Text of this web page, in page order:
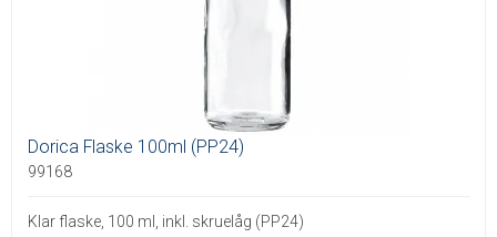
Dorica Flaske 100ml (PP24)
99168
Klar flaske, 100 ml, inkl. skruelåg (PP24)